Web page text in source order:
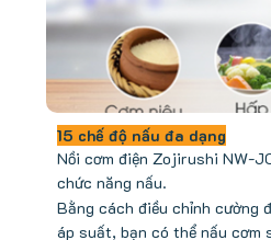
15 chế độ nấu đa dạng
Nồi cơm điện Zojirushi NW-
chức năng nấu.
Bằng cách điều chỉnh cường
áp suất, bạn có thể nấu cơm